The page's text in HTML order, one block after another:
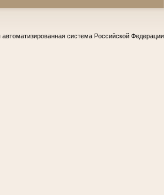
автоматизированная система Российской